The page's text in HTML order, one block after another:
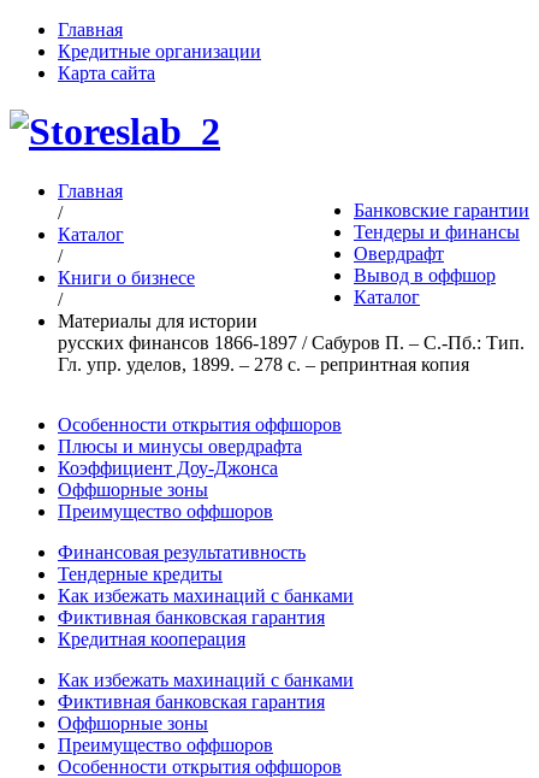
Главная
Кредитные организации
Карта сайта
Банковские гарантии
Тендеры и финансы
Овердрафт
Вывод в оффшор
Каталог
Главная
/
Каталог
/
Книги о бизнесе
/
Материалы для истории
русских финансов 1866-1897 / Сабуров П. – С.-Пб.: Тип.
Гл. упр. уделов, 1899. – 278 с. – репринтная копия
Особенности открытия оффшоров
Плюсы и минусы овердрафта
Коэффициент Доу-Джонса
Оффшорные зоны
Преимущество оффшоров
Финансовая результативность
Тендерные кредиты
Как избежать махинаций с банками
Фиктивная банковская гарантия
Кредитная кооперация
Как избежать махинаций с банками
Фиктивная банковская гарантия
Оффшорные зоны
Преимущество оффшоров
Особенности открытия оффшоров